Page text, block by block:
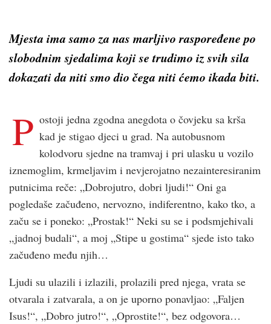
Mjesta ima samo za nas marljivo raspoređene po
slobodnim sjedalima koji se trudimo iz svih sila
dokazati da niti smo dio čega niti ćemo ikada biti.
P ostoji jedna zgodna anegdota o čovjeku sa krša
kad je stigao djeci u grad. Na autobusnom
kolodvoru sjedne na tramvaj i pri ulasku u vozilo
iznemoglim, krmeljavim i nevjerojatno nezainteresiranim
putnicima reče: „Dobrojutro, dobri ljudi!“ Oni ga
pogledaše začuđeno, nervozno, indiferentno, kako tko, a
začu se i poneko: „Prostak!“ Neki su se i podsmjehivali
„jadnoj budali“, a moj „Stipe u gostima“ sjede isto tako
začuđeno među njih…
Ljudi su ulazili i izlazili, prolazili pred njega, vrata se
otvarala i zatvarala, a on je uporno ponavljao: „Faljen
Isus!“, „Dobro jutro!“, „Oprostite!“, bez odgovora…